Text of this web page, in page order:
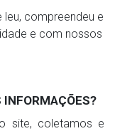
compreendeu e
e com nossos
INFORMAÇÕES?
site, coletamos e